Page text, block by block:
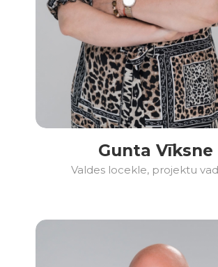
Gunta Vīksne
Valdes locekle, projektu